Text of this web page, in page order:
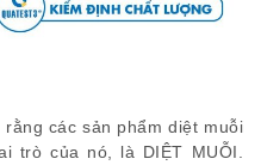
các sản phẩm diệt muỗi
trò của nó, là DIỆT MUỖI.